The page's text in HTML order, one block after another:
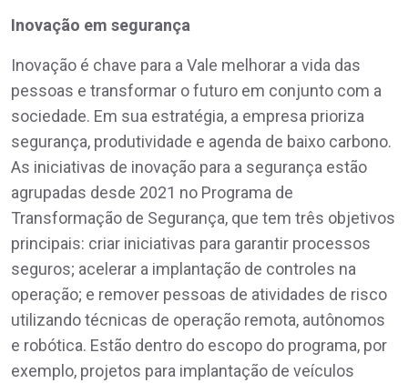
Inovação em segurança
Inovação é chave para a Vale melhorar a vida das
pessoas e transformar o futuro em conjunto com a
sociedade. Em sua estratégia, a empresa prioriza
segurança, produtividade e agenda de baixo carbono.
As iniciativas de inovação para a segurança estão
agrupadas desde 2021 no Programa de
Transformação de Segurança, que tem três objetivos
principais: criar iniciativas para garantir processos
seguros; acelerar a implantação de controles na
operação; e remover pessoas de atividades de risco
utilizando técnicas de operação remota, autônomos
e robótica. Estão dentro do escopo do programa, por
exemplo, projetos para implantação de veículos